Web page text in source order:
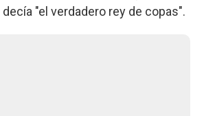
"el verdadero rey de copas".